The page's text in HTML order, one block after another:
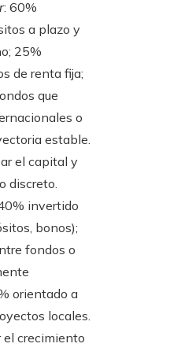
: 60%
a plazo y
25%
de renta fija;
que
o
estable.
el capital y
discreto.
invertido
bonos);
fondos o
orientado a
locales.
el crecimiento